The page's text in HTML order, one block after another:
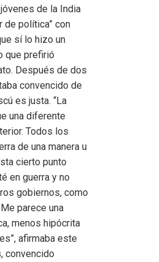
de la India
de política” con
sí lo hizo un
que prefirió
Después de dos
convencido de
es justa. “La
una diferente
Todos los
de una manera u
cierto punto
en guerra y no
gobiernos, como
parece una
menos hipócrita
afirmaba este
convencido